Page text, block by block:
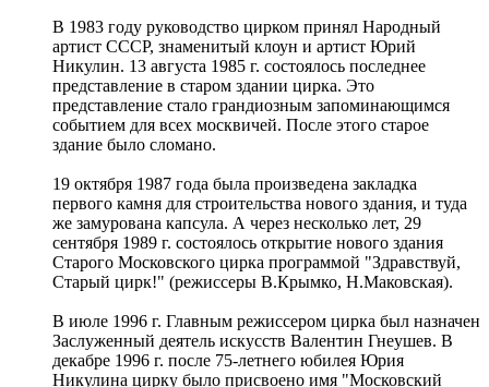
В 1983 году руководство цирком принял Народный
артист СССР, знаменитый клоун и артист Юрий
Никулин. 13 августа 1985 г. состоялось последнее
представление в старом здании цирка. Это
представление стало грандиозным запоминающимся
событием для всех москвичей. После этого старое
здание было сломано.
19 октября 1987 года была произведена закладка
первого камня для строительства нового здания, и туда
же замурована капсула. А через несколько лет, 29
сентября 1989 г. состоялось открытие нового здания
Старого Московского цирка программой "Здравствуй,
Старый цирк!" (режиссеры В.Крымко, Н.Маковская).
В июле 1996 г. Главным режиссером цирка был назначен
Заслуженный деятель искусств Валентин Гнеушев. В
декабре 1996 г. после 75-летнего юбилея Юрия
Никулина цирку было присвоено имя "Московский